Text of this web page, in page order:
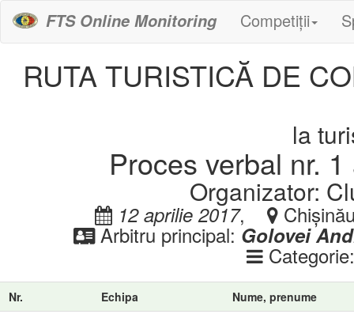
FTS Online Monitoring Competiții
RUTA TURISTICĂ DE
la
Proces verbal nr.
Organizator:
12 aprilie 2017,
Arbitru principal: Golovei
Nr. Echipa Nume, prenume